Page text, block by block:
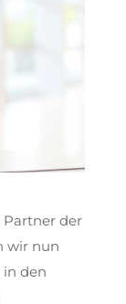
der
wir nun
in den